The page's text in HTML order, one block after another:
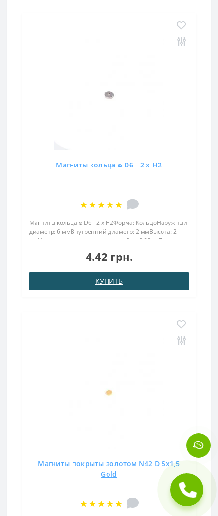
Магниты кольца ᴓ D6 - 2 x H2
Магниты кольца ᴓ D6 - 2 x H2Форма: КольцоНаружный
диаметр: 6 ммВнутренний диаметр: 2 ммВысота: 2
ммНамагничивание: аксиальноеВес: 0,38 грПокрыт.
прибл.: 0,390 кгТемпература использования: до
4.42 грн.
КУПИТЬ
Магниты покрыты золотом N42 D 5x1,5
Gold